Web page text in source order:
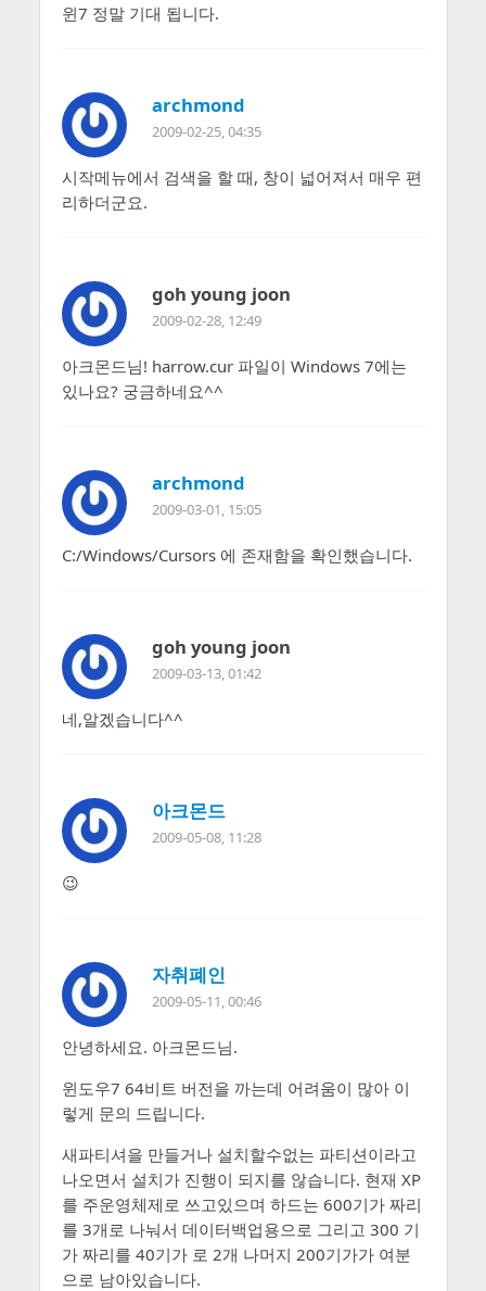
윈7 정말 기대 됩니다.
archmond
2009-02-25, 04:35
시작메뉴에서 검색을 할 때, 창이 넓어져서 매우 편
리하더군요.
goh young joon
2009-02-28, 12:49
아크몬드님! harrow.cur 파일이 Windows 7에는
있나요? 궁금하네요^^
archmond
2009-03-01, 15:05
C:/Windows/Cursors 에 존재함을 확인했습니다.
goh young joon
2009-03-13, 01:42
네,알겠습니다^^
아크몬드
2009-05-08, 11:28
😉
자취폐인
2009-05-11, 00:46
안녕하세요. 아크몬드님.
윈도우7 64비트 버전을 까는데 어려움이 많아 이
렇게 문의 드립니다.
새파티셔을 만들거나 설치할수없는 파티션이라고
나오면서 설치가 진행이 되지를 않습니다. 현재 XP
를 주운영체제로 쓰고있으며 하드는 600기가 짜리
를 3개로 나눠서 데이터백업용으로 그리고 300 기
가 짜리를 40기가 로 2개 나머지 200기가가 여분
으로 남아있습니다.